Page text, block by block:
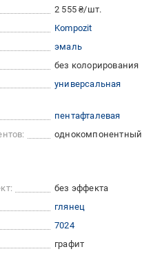
2 555 ₴/шт.
Kompozit
эмаль
без колорирования
универсальная
пентафталевая
однокомпонентный
без эффекта
глянец
7024
графит